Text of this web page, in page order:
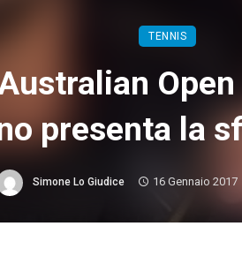
TENNIS
presenta la
Simone Lo Giudice 16 Gennaio 2017